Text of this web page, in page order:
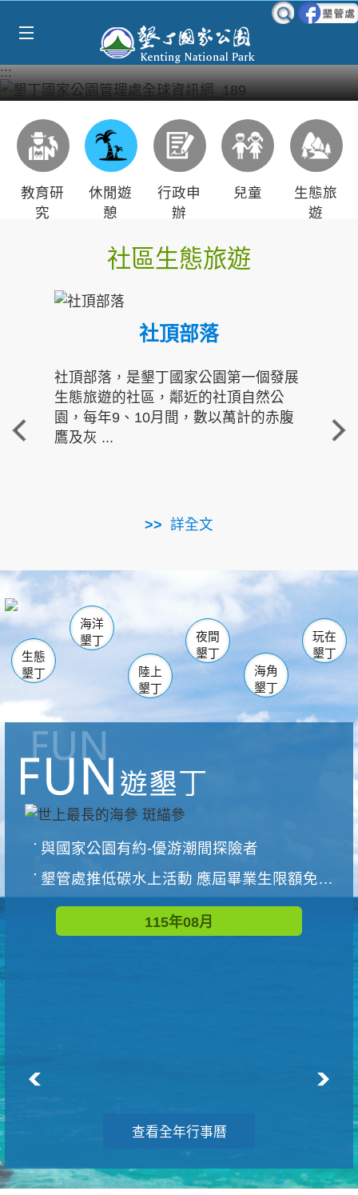
:::
教育研
究
休閒遊
憩
行政申
辦
兒童
生態旅
遊
社區生態旅遊
社頂部落
社頂部落，是墾丁國家公園第一個發展
生態旅遊的社區，鄰近的社頂自然公
園，每年9、10月間，數以萬計的赤腹
鷹及灰 ...
詳全文
重
走進
南仁湖
海生館
恆春 佳樂水
龍鑾潭自然中心 森林遊樂區
瓊麻館
關山 墾管處遊客中心
社頂公園 風吹沙
船帆石
白砂 龍磐公園
香蕉灣
砂島
鵝鑾鼻
生態
墾丁
海洋
墾丁
陸上
墾丁
夜間
墾丁
海角
墾丁
玩在
墾丁
與國家公園有約-優游潮間探險者
墾管處推低碳水上活動 應屆畢業生限額免費參加
115年08月
查看全年行事曆